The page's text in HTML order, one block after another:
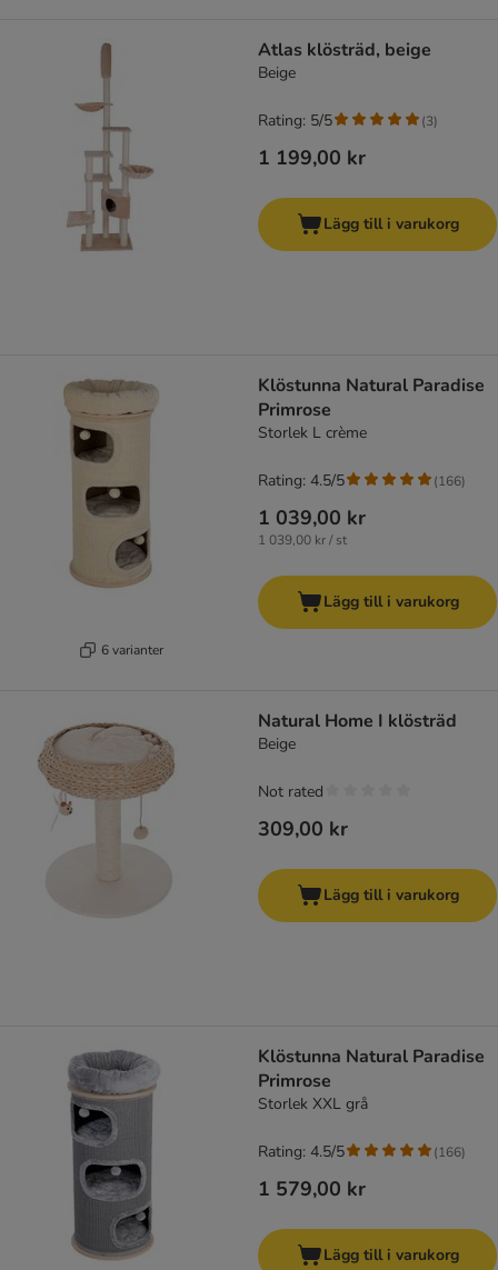
Atlas klösträd, beige
Beige
1 199,00 kr
Rating: 5/5 (3)
Lägg till i varukorg
6 varianter
Klöstunna Natural Paradise
Primrose
Storlek L crème
1 039,00 kr
1 039,00 kr / st
Rating: 4.5/5 (166)
Lägg till i varukorg
Natural Home I klösträd
Beige
309,00 kr
Not rated
Lägg till i varukorg
Klöstunna Natural Paradise
Primrose
Storlek XXL grå
1 579,00 kr
Rating: 4.5/5 (166)
Lägg till i varukorg